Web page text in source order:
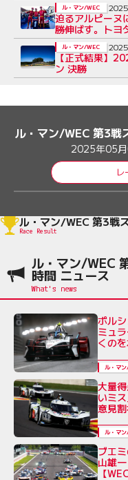
迫るアルピーヌ
勝伸ばす。トヨ
【WECスパ決
ル・マン/WEC
【正式結果】
ン 決勝
ル・マン/WEC
ル・マン/WEC 第3戦
2025年05
レ
ル・マン/WEC 第3戦
Race Result
ル・マン/WEC
時間 ニュース
ポル
ミュ
くの
ル・マ
大量
いミ
意見
ル・マ
ブエ
山雄
【